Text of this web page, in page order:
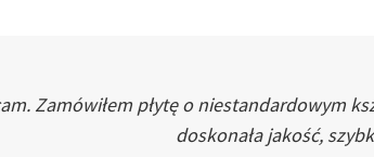
Zamówiłem płytę o niestandardowym
doskonała jakość,